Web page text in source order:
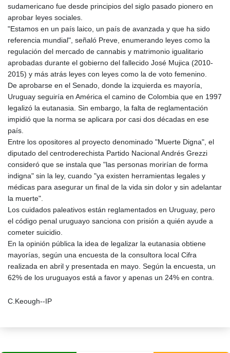
sudamericano fue desde principios del siglo pasado pionero en
aprobar leyes sociales.
"Estamos en un país laico, un país de avanzada y que ha sido
referencia mundial", señaló Preve, enumerando leyes como la
regulación del mercado de cannabis y matrimonio igualitario
aprobadas durante el gobierno del fallecido José Mujica (2010-
2015) y más atrás leyes con leyes como la de voto femenino.
De aprobarse en el Senado, donde la izquierda es mayoría,
Uruguay seguiría en América el camino de Colombia que en 1997
legalizó la eutanasia. Sin embargo, la falta de reglamentación
impidió que la norma se aplicara por casi dos décadas en ese
país.
Entre los opositores al proyecto denominado "Muerte Digna", el
diputado del centroderechista Partido Nacional Andrés Grezzi
consideró que se instala que "las personas morirían de forma
indigna" sin la ley, cuando "ya existen herramientas legales y
médicas para asegurar un final de la vida sin dolor y sin adelantar
la muerte".
Los cuidados paleativos están reglamentados en Uruguay, pero
el código penal uruguayo sanciona con prisión a quién ayude a
cometer suicidio.
En la opinión pública la idea de legalizar la eutanasia obtiene
mayorías, según una encuesta de la consultora local Cifra
realizada en abril y presentada en mayo. Según la encuesta, un
62% de los uruguayos está a favor y apenas un 24% en contra.
C.Keough--IP